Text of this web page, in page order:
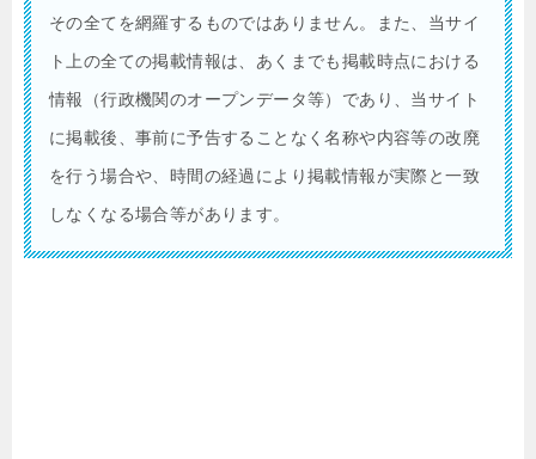
その全てを網羅するものではありません。また、当サイ
ト上の全ての掲載情報は、あくまでも掲載時点における
情報（行政機関のオープンデータ等）であり、当サイト
に掲載後、事前に予告することなく名称や内容等の改廃
を行う場合や、時間の経過により掲載情報が実際と一致
しなくなる場合等があります。